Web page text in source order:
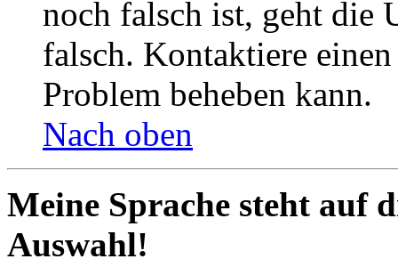
noch falsch ist, geht die
falsch. Kontaktiere
Problem beheben kann.
Nach oben
Meine Sprache steht auf
Auswahl!